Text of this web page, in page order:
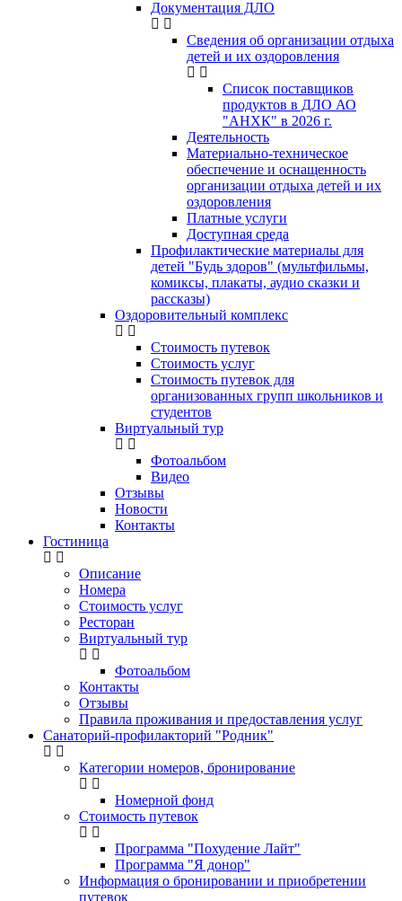
Документация ДЛО
Сведения об организации отдыха
детей и их оздоровления
Список поставщиков
продуктов в ДЛО АО
"АНХК" в 2026 г.
Деятельность
Материально-техническое
обеспечение и оснащенность
организации отдыха детей и их
оздоровления
Платные услуги
Доступная среда
Профилактические материалы для
детей "Будь здоров" (мультфильмы,
комиксы, плакаты, аудио сказки и
рассказы)
Оздоровительный комплекс
Стоимость путевок
Стоимость услуг
Стоимость путевок для
организованных групп школьников и
студентов
Виртуальный тур
Фотоальбом
Видео
Отзывы
Новости
Контакты
Гостиница
Описание
Номера
Стоимость услуг
Ресторан
Виртуальный тур
Фотоальбом
Контакты
Отзывы
Правила проживания и предоставления услуг
Санаторий-профилакторий "Родник"
Категории номеров, бронирование
Номерной фонд
Стоимость путевок
Программа "Похудение Лайт"
Программа "Я донор"
Информация о бронировании и приобретении
путевок